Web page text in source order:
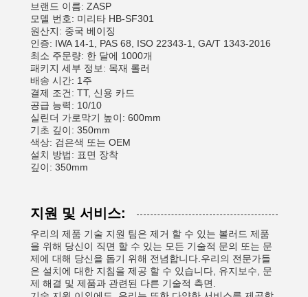
브랜드 이름: ZASP
모델 번호: 미리타 HB-SF301
원산지: 중국 베이징
인증: IWA 14-1, PAS 68, ISO 22343-1, GA/T 1343-2016
최소 주문량: 한 달에 1000개
패키지 세부 정보: 목재 롤러
배송 시간: 1주
결제 조건: TT, 신용 카드
공급 능력: 10/10
실린더 가로막기 높이: 600mm
기초 깊이: 350mm
색상: 검은색 또는 OEM
설치 방법: 표면 장착
깊이: 350mm
지원 및 서비스:
우리의 제품 기술 지원 팀은 제거 할 수 있는 볼러드 제품
을 위해 당신이 직면 할 수 있는 모든 기술적 문의 또는 문
제에 대해 당신을 돕기 위해 전념합니다.우리의 전문가들
은 설치에 대한 지침을 제공 할 수 있습니다, 유지보수, 문
제 해결 및 제품과 관련된 다른 기술적 측면.